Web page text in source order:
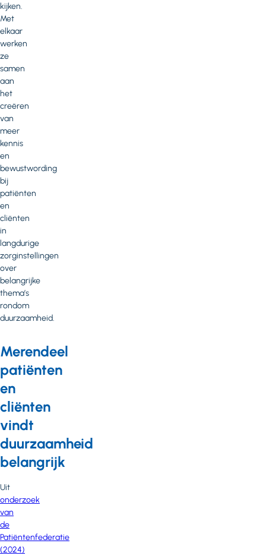
kijken.
Met
elkaar
werken
ze
samen
aan
het
creëren
van
meer
kennis
en
bewustwording
bij
patiënten
en
cliënten
in
langdurige
zorginstellingen
over
belangrijke
thema’s
rondom
duurzaamheid.
Merendeel
patiënten
en
cliënten
vindt
duurzaamheid
belangrijk
Uit
onderzoek
van
de
Patiëntenfederatie
(2024)